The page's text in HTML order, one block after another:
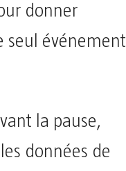
donner
seul événement
la pause,
données de